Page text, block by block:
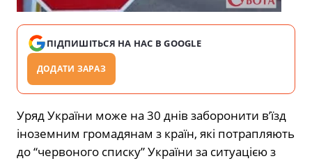
ПІДПИШІТЬСЯ НА НАС В GOOGLE
ДОДАТИ ЗАРАЗ
Уряд України може на 30 днів заборонити в’їзд
іноземним громадянам з країн, які потрапляють
до “червоного списку” України за ситуацією з